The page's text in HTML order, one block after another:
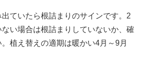
ていたら根詰まりのサインです。2
い場合は根詰まりしていないか、確
植え替えの適期は暖かい4月～9月